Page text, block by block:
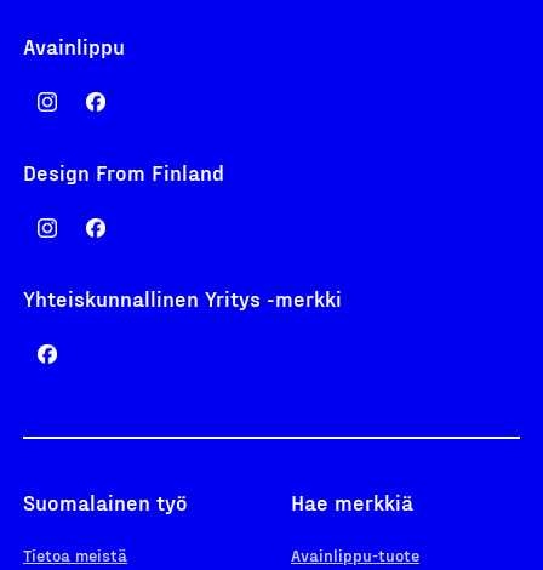
Avainlippu
Design From Finland
Yhteiskunnallinen Yritys -merkki
Suomalainen työ
Tietoa meistä
Hae merkkiä
Avainlippu-tuote